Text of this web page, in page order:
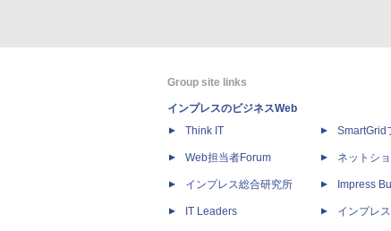
Group site links
インプレスのビジネスWeb
Think IT
Web担当者Forum
インプレス総合研究所
IT Leaders
SmartGrid
ネットシ
Impress
インプレ